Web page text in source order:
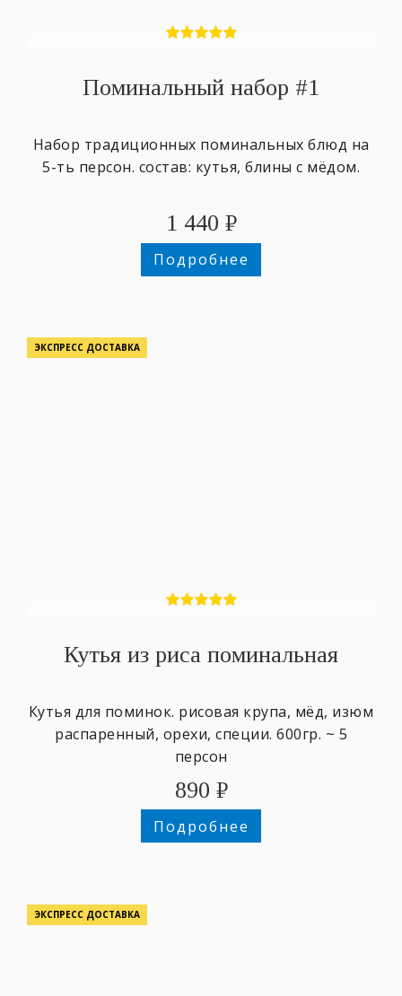
Поминальный набор #1
Набор традиционных поминальных блюд на
5-ть персон. состав: кутья, блины с мёдом.
1 440 ₽
Подробнее
ЭКСПРЕСС ДОСТАВКА
Кутья из риса поминальная
Кутья для поминок. рисовая крупа, мёд, изюм
распаренный, орехи, специи. 600гр. ~ 5
персон
890 ₽
Подробнее
ЭКСПРЕСС ДОСТАВКА